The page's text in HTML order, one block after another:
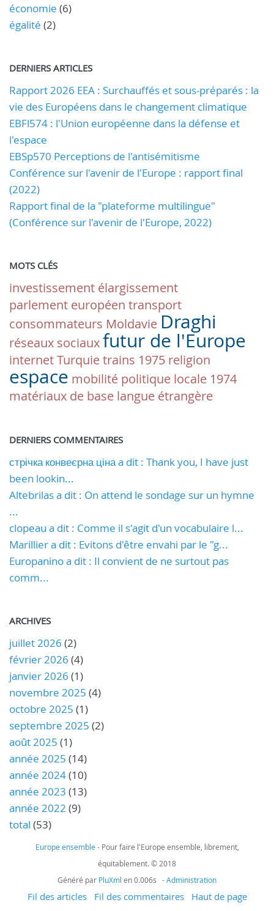
économie (6)
égalité (2)
DERNIERS ARTICLES
Rapport 2026 EEA : Surchauffés et sous-préparés : la
vie des Européens dans le changement climatique
EBFl574 : l'Union européenne dans la défense et
l'espace
EBSp570 Perceptions de l'antisémitisme
Conférence sur l'avenir de l'Europe : rapport final
(2022)
Rapport final de la "plateforme multilingue"
(Conférence sur l'avenir de l'Europe, 2022)
MOTS CLÉS
investissement élargissement
parlement européen transport
consommateurs Moldavie Draghi
réseaux sociauxfutur de l'Europe
internetTurquietrains 1975 religion
espace mobilité politique locale 1974
matériaux de base langue étrangère
DERNIERS COMMENTAIRES
стрічка конвеєрна ціна a dit : Thank you, I have just
been lookin...
Altebrilas a dit : On attend le sondage sur un hymne
...
clopeau a dit : Comme il s'agit d'un vocabulaire l...
Marillier a dit : Evitons d'être envahi par le "g...
Europanino a dit : Il convient de ne surtout pas
comm...
ARCHIVES
juillet 2026 (2)
février 2026 (4)
janvier 2026 (1)
novembre 2025 (4)
octobre 2025 (1)
septembre 2025 (2)
août 2025 (1)
année 2025 (14)
année 2024(10)
année 2023 (13)
année 2022 (9)
total (53)
Europe ensemble - Pour faire l'Europe ensemble, librement,
équitablement. © 2018
Généré par PluXml en 0.006s -Administration
Fil des articles Fil des commentaires Haut de page